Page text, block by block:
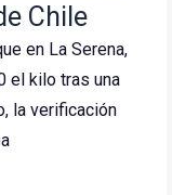
Chile
en La Serena,
el kilo tras una
la verificación